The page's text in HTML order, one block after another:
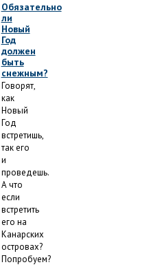
Обязательно
ли
Новый
Год
должен
быть
снежным?
Говорят,
как
Новый
Год
встретишь,
так его
и
проведешь.
А что
если
встретить
его на
Канарских
островах?
Попробуем?